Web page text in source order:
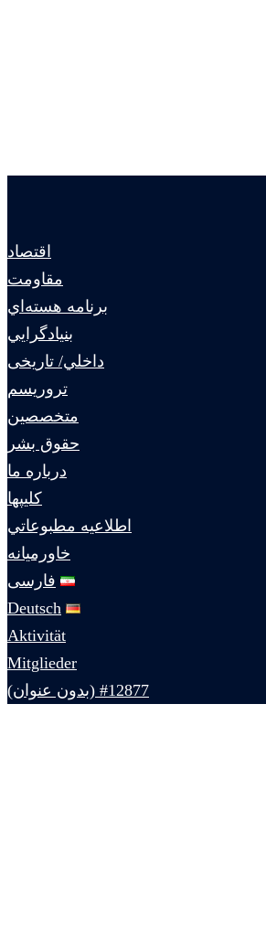
اقتصاد
مقاومت
برنامه هسته‌اي
بنيادگرايي
داخلي/ تاریخی
تروريسم
متخصصين
حقوق بشر
درباره ما
كليپها
اطلاعيه مطبوعاتي
خاورميانه
فارسی
Deutsch
Aktivität
Mitglieder
#12877 (بدون عنوان)